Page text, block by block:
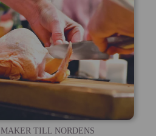
TILL NORDENS